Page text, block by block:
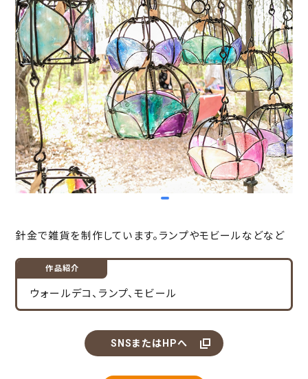
3
針金で雑貨を制作しています。ランプやモビールなどなど
作品紹介
ウォールデコ、ランプ、モビール
SNSまたはHPへ